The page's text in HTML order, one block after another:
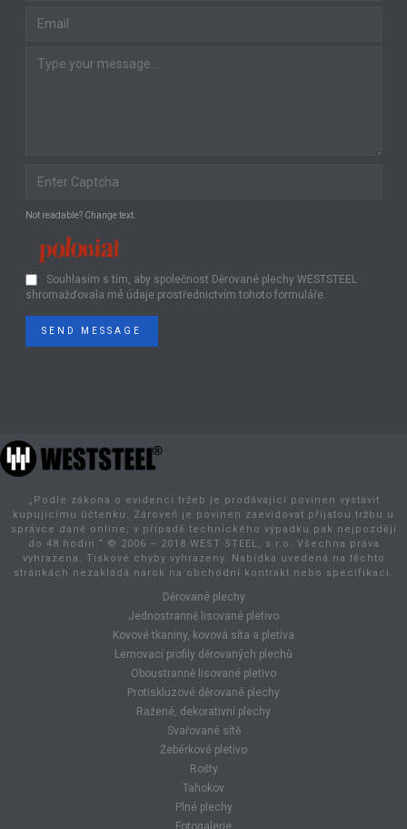
Not readable? Change text.
Souhlasím s tím, aby společnost Děrované plechy WESTSTEEL
shromažďovala mé údaje prostřednictvím tohoto formuláře.
SEND MESSAGE
„Podle zákona o evidenci tržeb je prodávající povinen vystavit
kupujícímu účtenku. Zároveň je povinen zaevidovat přijatou tržbu u
správce daně online; v případě technického výpadku pak nejpozději
do 48 hodin.“ © 2006 – 2018 WEST STEEL, s.r.o. Všechna práva
vyhrazena. Tiskové chyby vyhrazeny. Nabídka uvedená na těchto
stránkách nezakládá nárok na obchodní kontrakt nebo specifikaci.
Děrované plechy
Jednostranně lisované pletivo
Kovové tkaniny, kovová síta a pletiva
Lemovací profily děrovaných plechů
Oboustranně lisované pletivo
Protiskluzové děrované plechy
Ražené, dekorativní plechy
Svařované sítě
Žebérkové pletivo
Rošty
Tahokov
Plné plechy